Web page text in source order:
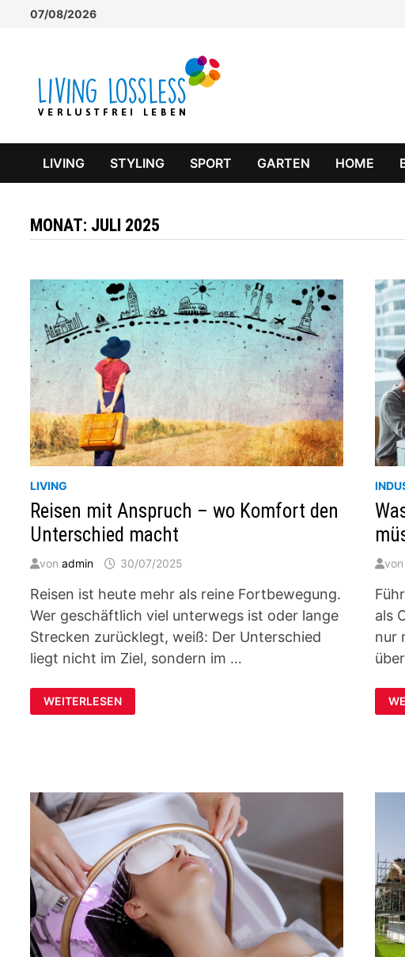
07/08/2026
LIVING STYLING SPORT GARTEN HOME
MONAT: JULI 2025
LIVING
Reisen mit Anspruch – wo Komfort den
Unterschied macht
vonadmin 30/07/2025
Reisen ist heute mehr als reine Fortbewegung.
Wer geschäftlich viel unterwegs ist oder lange
Strecken zurücklegt, weiß: Der Unterschied
liegt nicht im Ziel, sondern im …
REISEN
MIT
ANSPRUCH
WEITERLESEN
als
nur